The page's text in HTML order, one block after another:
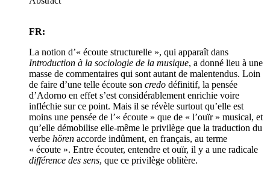
FR:
La notion d’« écoute structurelle », qui apparaît dans
Introduction à la sociologie de la musique, a donné lieu à une
masse de commentaires qui sont autant de malentendus. Loin
de faire d’une telle écoute son credo définitif, la pensée
d’Adorno en effet s’est considérablement enrichie voire
infléchie sur ce point. Mais il se révèle surtout qu’elle est
moins une pensée de l’« écoute » que de « l’ouïr » musical, et
qu’elle démobilise elle-même le privilège que la traduction du
verbe hören accorde indûment, en français, au terme
« écoute ». Entre écouter, entendre et ouïr, il y a une radicale
différence des sens, que ce privilège oblitère.